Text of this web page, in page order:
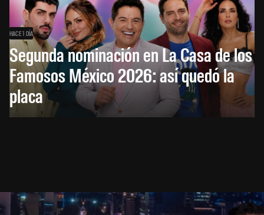
HACE 1 DÍA
Segunda nominación en La Casa de los
Famosos México 2026: así quedó la
placa